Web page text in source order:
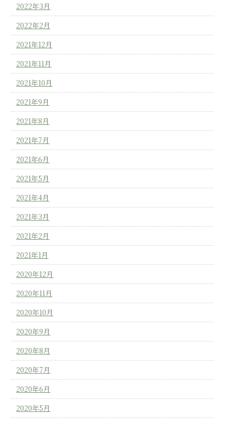
2022年3月
2022年2月
2021年12月
2021年11月
2021年10月
2021年9月
2021年8月
2021年7月
2021年6月
2021年5月
2021年4月
2021年3月
2021年2月
2021年1月
2020年12月
2020年11月
2020年10月
2020年9月
2020年8月
2020年7月
2020年6月
2020年5月